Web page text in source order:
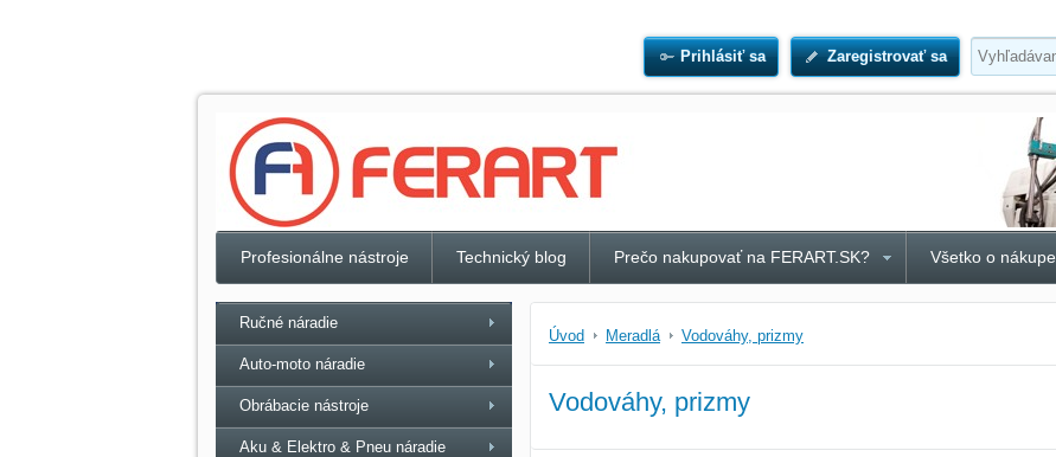
Prihlásiť sa Zaregistrovať sa
Profesionálne nástroje Technický blog Prečo nakupovať na FERART.SK? Všetko o nákupe
Úvod Meradlá Vodováhy, prizmy
Vodováhy, prizmy
Ručné náradie
Auto-moto náradie
Obrábacie nástroje
Aku & Elektro & Pneu náradie